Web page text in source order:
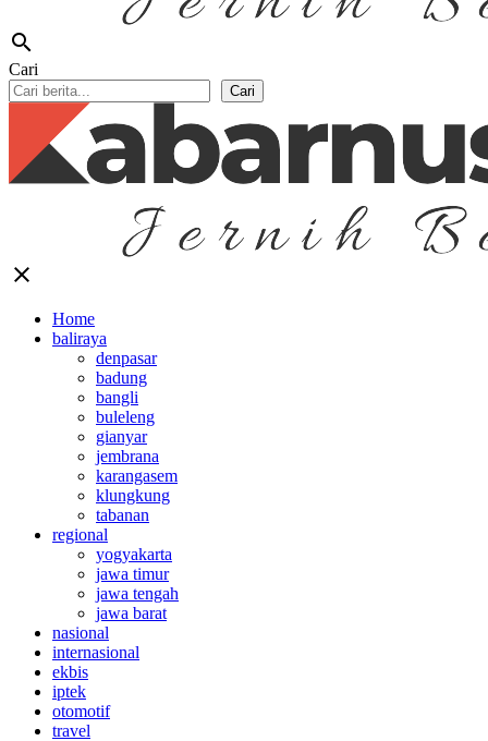
search
Cari
Cari
close
Home
baliraya
denpasar
badung
bangli
buleleng
gianyar
jembrana
karangasem
klungkung
tabanan
regional
yogyakarta
jawa timur
jawa tengah
jawa barat
nasional
internasional
ekbis
iptek
otomotif
travel